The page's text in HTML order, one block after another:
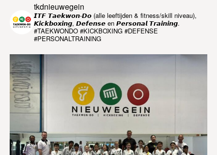
tkdnieuwegein
𝙄𝙏𝙁 𝙏𝙖𝙚𝙠𝙬𝙤𝙣-𝘿𝙤 (alle leeftijden & fitness/skill niveau),
𝙆𝙞𝙘𝙠𝙗𝙤𝙭𝙞𝙣𝙜, 𝘿𝙚𝙛𝙚𝙣𝙨𝙚 en 𝙋𝙚𝙧𝙨𝙤𝙣𝙖𝙡 𝙏𝙧𝙖𝙞𝙣𝙞𝙣𝙜.
#TAEKWONDO #KICKBOXING #DEFENSE
#PERSONALTRAINING